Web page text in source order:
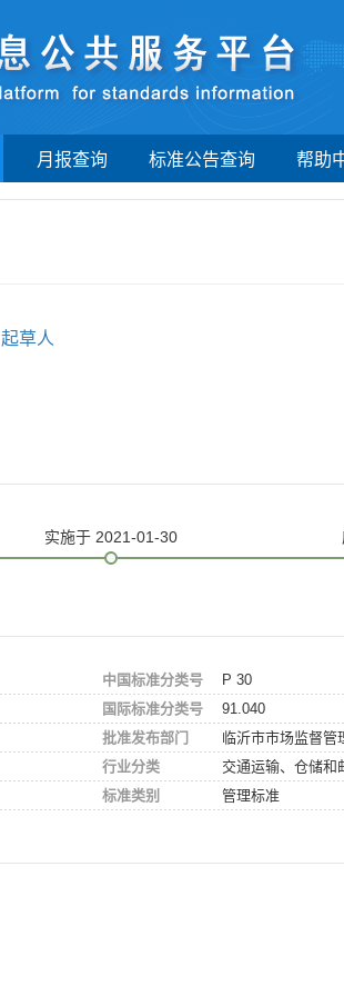
月报查询 标准公告查询 帮助
起草人
实施于 2021-01-30
中国标准分类号
P 30
国际标准分类号
91.040
批准发布部门
临沂市市场监督管
行业分类
交通运输、仓储和
标准类别
管理标准